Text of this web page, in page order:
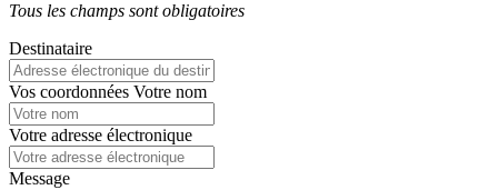
Tous les champs sont obligatoires
Destinataire
Vos coordonnées Votre nom
Votre adresse électronique
Message